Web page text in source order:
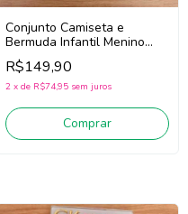
Conjunto Camiseta e
Bermuda Infantil Menino
Onda Marinha 1263075
(Cinza/Amarelo)
R$149,90
2 x de R$74,95 sem juros
Comprar